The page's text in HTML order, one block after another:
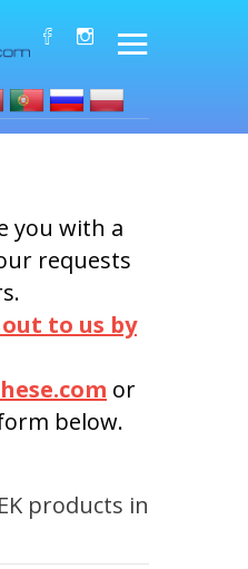
you with a
requests
to us by
or
below.
products in